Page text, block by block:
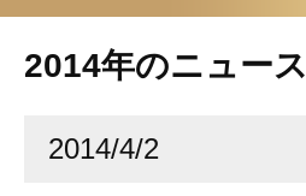
2014年のニュース
2014/4/2